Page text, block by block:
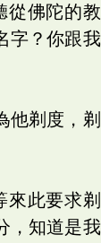
從佛陀的教
字？你跟我
他剃度，剃
來此要求剃
，知道是我